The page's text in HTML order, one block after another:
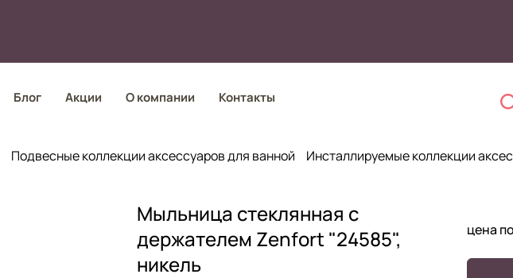
Блог Акции О компании Контакты
Подвесные коллекции аксессуаров для ванной Инсталлируемые коллекции
Мыльница стеклянная с
держателем Zenfort "24585",
никель
цена